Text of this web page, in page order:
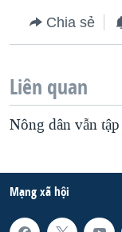
Chia sẻ
Liên quan
Nông dân vẫn
Mạng xã hội